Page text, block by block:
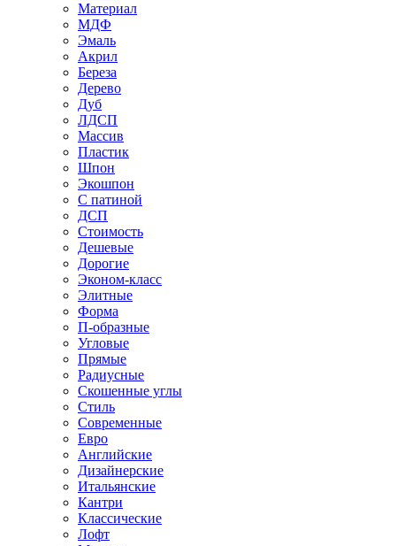
Материал
МДФ
Эмаль
Акрил
Береза
Дерево
Дуб
ЛДСП
Массив
Пластик
Шпон
Экошпон
С патиной
ДСП
Стоимость
Дешевые
Дорогие
Эконом-класс
Элитные
Форма
П-образные
Угловые
Прямые
Радиусные
Скошенные углы
Стиль
Современные
Евро
Английские
Дизайнерские
Итальянские
Кантри
Классические
Лофт